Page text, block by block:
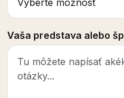
Vaša predstava alebo